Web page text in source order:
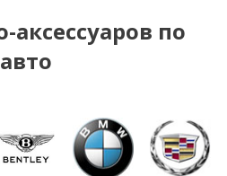
аксессуаров по
авто